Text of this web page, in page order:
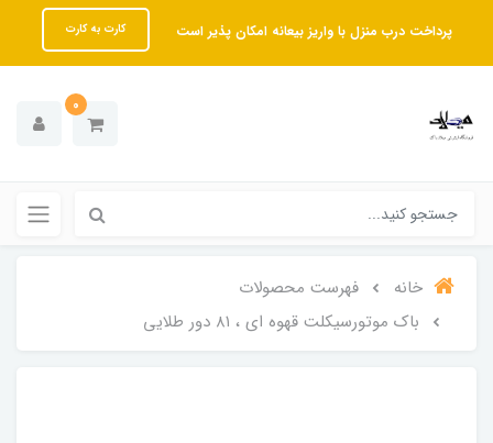
پرداخت درب منزل با واریز بیعانه امکان پذیر است کارت به کارت
0
خانه
فهرست محصولات
باک موتورسیکلت قهوه ای ، ۸۱ دور طلایی